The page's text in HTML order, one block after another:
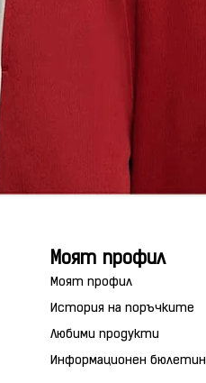
Моят профил
Моят профил
История на поръчките
Любими продукти
Информационен бюлетин